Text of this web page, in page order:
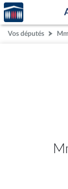
Aller au contenu
Aller en bas de la
Accèder
à la
page
d'accueil
Vos députés